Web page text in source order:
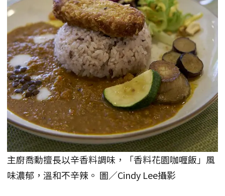
主廚喬勳擅長以辛香料調味，「香料花園咖喱飯」風
味濃郁，溫和不辛辣。 圖／Cindy Lee攝影